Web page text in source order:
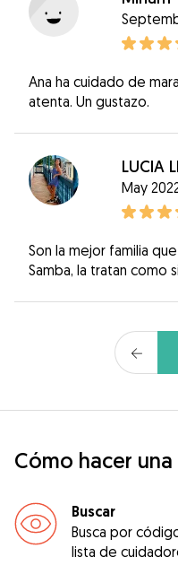
Ana ha cuidado de
atenta. Un gustazo.
LUCIA
May
Son la mejor familia
Samba, la tratan como
Cómo hacer
Buscar
Busca por
lista de